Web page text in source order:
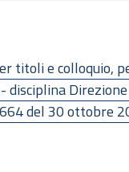
titoli e colloquio,
disciplina
del 30 ottobre